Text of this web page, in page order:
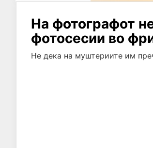
На фотографот
фотосесии во
Не дека на муштериите им